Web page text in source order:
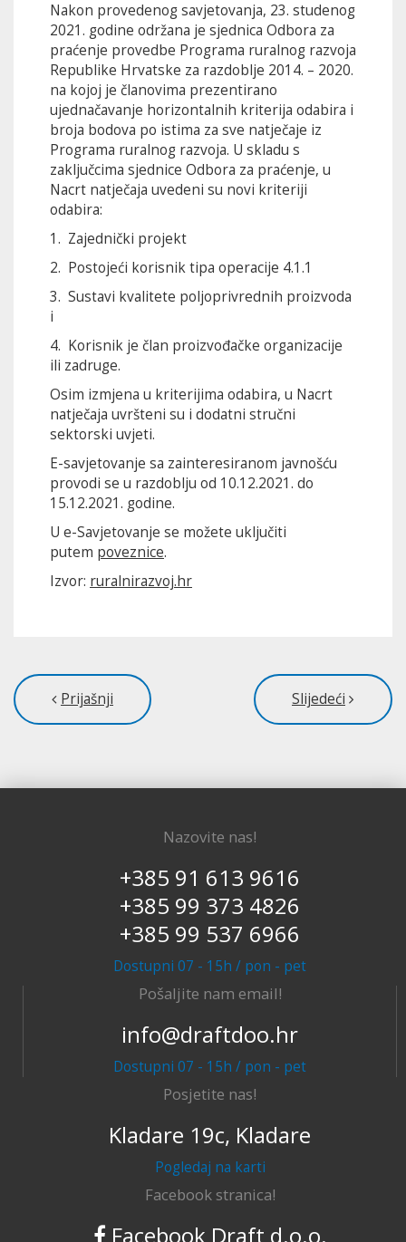
Nakon provedenog savjetovanja, 23. studenog
2021. godine održana je sjednica Odbora za
praćenje provedbe Programa ruralnog razvoja
Republike Hrvatske za razdoblje 2014. – 2020.
na kojoj je članovima prezentirano
ujednačavanje horizontalnih kriterija odabira i
broja bodova po istima za sve natječaje iz
Programa ruralnog razvoja. U skladu s
zaključcima sjednice Odbora za praćenje, u
Nacrt natječaja uvedeni su novi kriteriji
odabira:
1. Zajednički projekt
2. Postojeći korisnik tipa operacije 4.1.1
3. Sustavi kvalitete poljoprivrednih proizvoda
i
4. Korisnik je član proizvođačke organizacije
ili zadruge.
Osim izmjena u kriterijima odabira, u Nacrt
natječaja uvršteni su i dodatni stručni
sektorski uvjeti.
E-savjetovanje sa zainteresiranom javnošću
provodi se u razdoblju od 10.12.2021. do
15.12.2021. godine.
U e-Savjetovanje se možete uključiti
putem poveznice.
Izvor: ruralnirazvoj.hr
Prijašnji Slijedeći
Nazovite nas!
+385 91 613 9616
+385 99 373 4826
+385 99 537 6966
Dostupni 07 - 15h / pon - pet
Pošaljite nam email!
info@draftdoo.hr
Dostupni 07 - 15h / pon - pet
Posjetite nas!
Kladare 19c, Kladare
Pogledaj na karti
Facebook stranica!
Facebook Draft d.o.o.